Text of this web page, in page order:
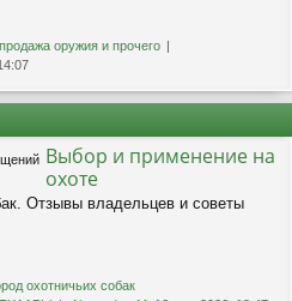
оружия и прочего
Выбор и применение на
охоте
Отзывы владельцев и советы
охотничьих собак